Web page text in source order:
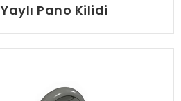
Pano Kilidi